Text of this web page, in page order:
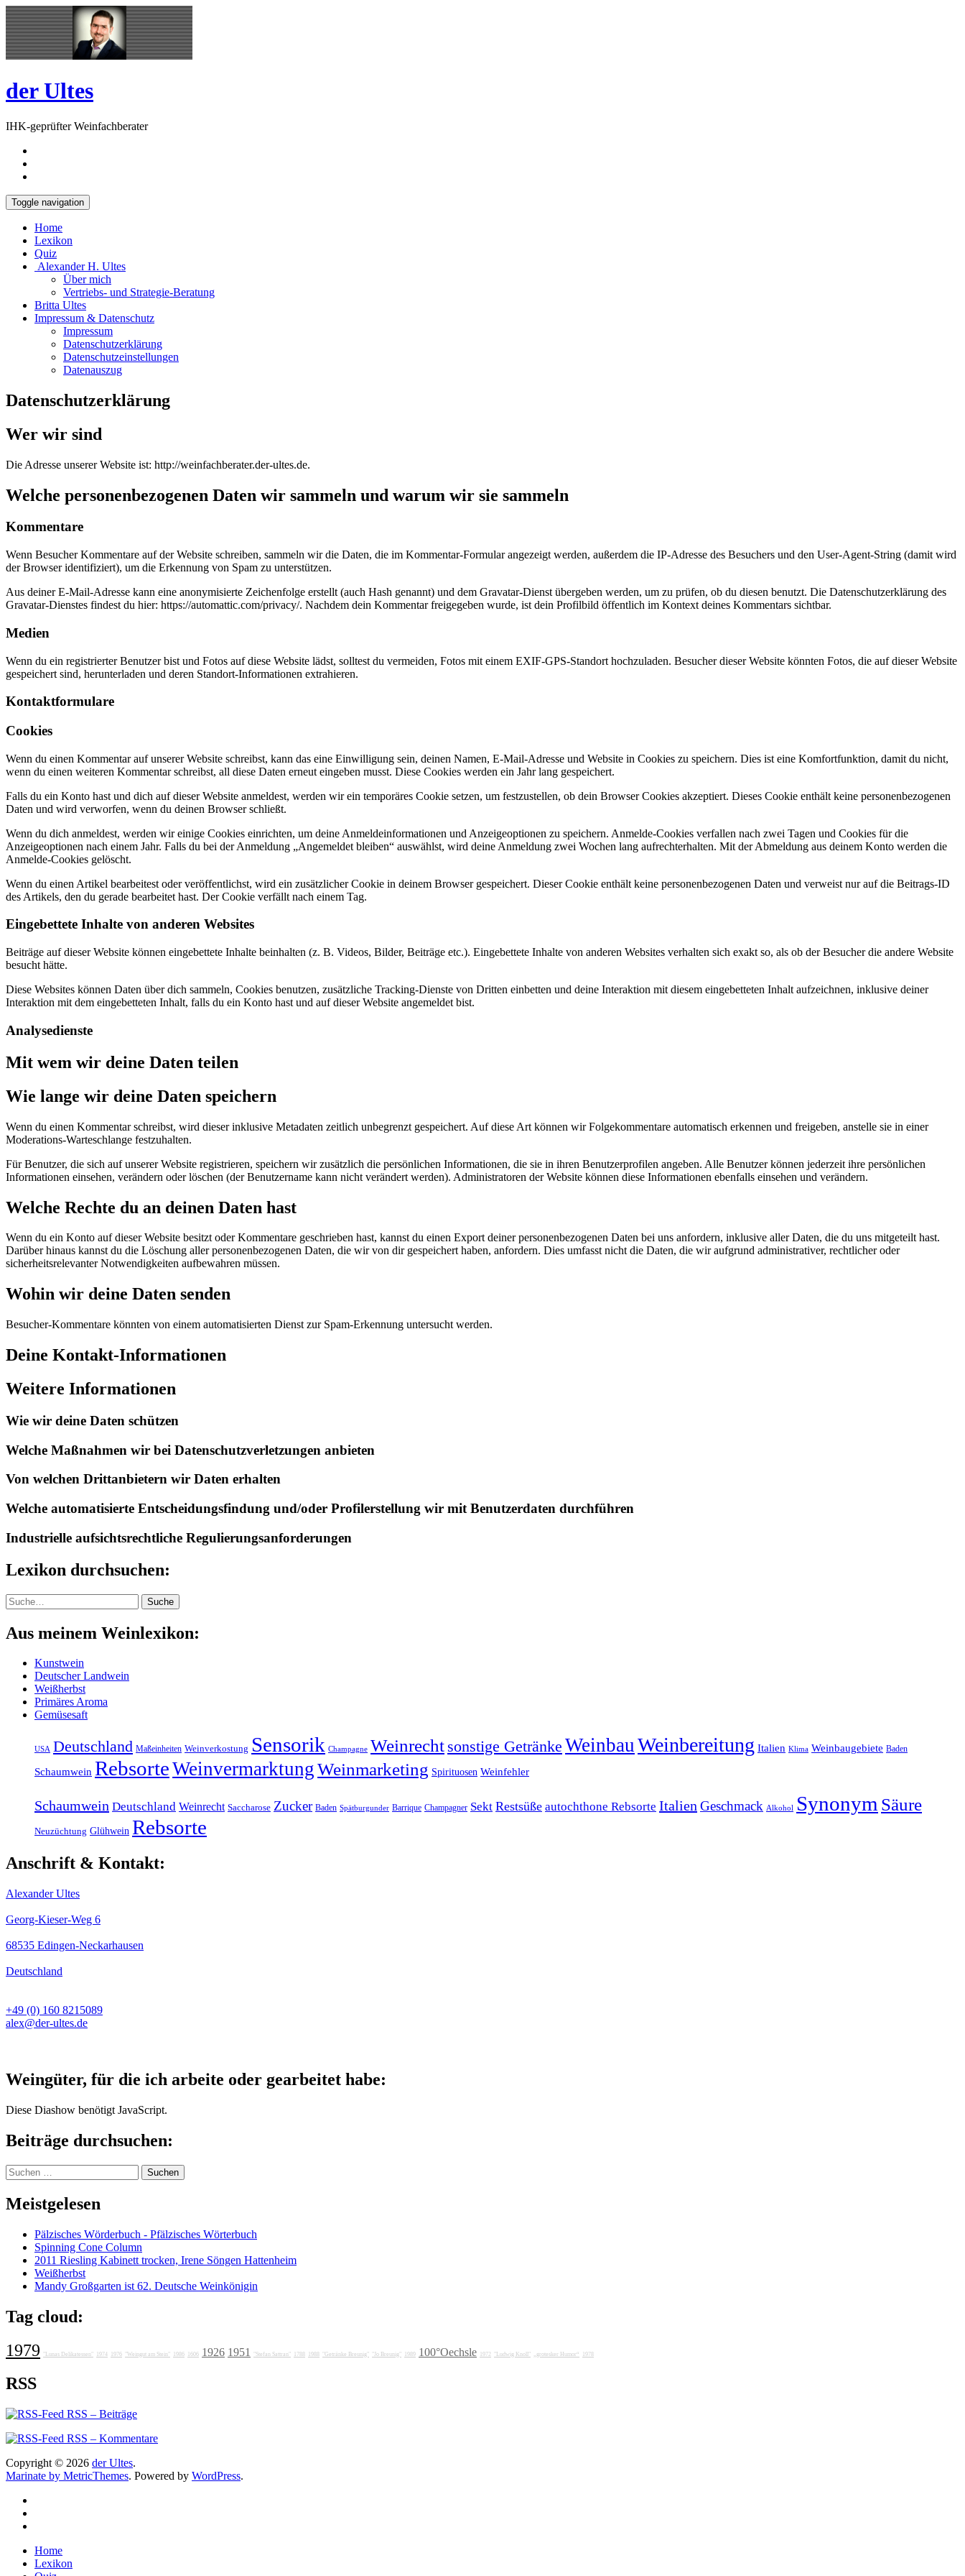
Skip
to
content
Open
Sidebar
der Ultes
IHK-geprüfter Weinfachberater
Toggle navigation
Home
Lexikon
Quiz
Alexander H. Ultes
Über mich
Vertriebs- und Strategie-Beratung
Britta Ultes
Impressum & Datenschutz
Impressum
Datenschutzerklärung
Datenschutzeinstellungen
Datenauszug
Datenschutzerklärung
Wer wir sind
Die Adresse unserer Website ist: http://weinfachberater.der-ultes.de.
Welche personenbezogenen Daten wir sammeln und warum wir sie sammeln
Kommentare
Wenn Besucher Kommentare auf der Website schreiben, sammeln wir die Daten, die im Kommentar-Formular angezeigt werden, außerdem die IP-Adresse des Besuchers und den User-Agent-String (damit wird
der Browser identifiziert), um die Erkennung von Spam zu unterstützen.
Aus deiner E-Mail-Adresse kann eine anonymisierte Zeichenfolge erstellt (auch Hash genannt) und dem Gravatar-Dienst übergeben werden, um zu prüfen, ob du diesen benutzt. Die Datenschutzerklärung des
Gravatar-Dienstes findest du hier: https://automattic.com/privacy/. Nachdem dein Kommentar freigegeben wurde, ist dein Profilbild öffentlich im Kontext deines Kommentars sichtbar.
Medien
Wenn du ein registrierter Benutzer bist und Fotos auf diese Website lädst, solltest du vermeiden, Fotos mit einem EXIF-GPS-Standort hochzuladen. Besucher dieser Website könnten Fotos, die auf dieser Website
gespeichert sind, herunterladen und deren Standort-Informationen extrahieren.
Kontaktformulare
Cookies
Wenn du einen Kommentar auf unserer Website schreibst, kann das eine Einwilligung sein, deinen Namen, E-Mail-Adresse und Website in Cookies zu speichern. Dies ist eine Komfortfunktion, damit du nicht,
wenn du einen weiteren Kommentar schreibst, all diese Daten erneut eingeben musst. Diese Cookies werden ein Jahr lang gespeichert.
Falls du ein Konto hast und dich auf dieser Website anmeldest, werden wir ein temporäres Cookie setzen, um festzustellen, ob dein Browser Cookies akzeptiert. Dieses Cookie enthält keine personenbezogenen
Daten und wird verworfen, wenn du deinen Browser schließt.
Wenn du dich anmeldest, werden wir einige Cookies einrichten, um deine Anmeldeinformationen und Anzeigeoptionen zu speichern. Anmelde-Cookies verfallen nach zwei Tagen und Cookies für die
Anzeigeoptionen nach einem Jahr. Falls du bei der Anmeldung „Angemeldet bleiben“ auswählst, wird deine Anmeldung zwei Wochen lang aufrechterhalten. Mit der Abmeldung aus deinem Konto werden die
Anmelde-Cookies gelöscht.
Wenn du einen Artikel bearbeitest oder veröffentlichst, wird ein zusätzlicher Cookie in deinem Browser gespeichert. Dieser Cookie enthält keine personenbezogenen Daten und verweist nur auf die Beitrags-ID
des Artikels, den du gerade bearbeitet hast. Der Cookie verfällt nach einem Tag.
Eingebettete Inhalte von anderen Websites
Beiträge auf dieser Website können eingebettete Inhalte beinhalten (z. B. Videos, Bilder, Beiträge etc.). Eingebettete Inhalte von anderen Websites verhalten sich exakt so, als ob der Besucher die andere Website
besucht hätte.
Diese Websites können Daten über dich sammeln, Cookies benutzen, zusätzliche Tracking-Dienste von Dritten einbetten und deine Interaktion mit diesem eingebetteten Inhalt aufzeichnen, inklusive deiner
Interaktion mit dem eingebetteten Inhalt, falls du ein Konto hast und auf dieser Website angemeldet bist.
Analysedienste
Mit wem wir deine Daten teilen
Wie lange wir deine Daten speichern
Wenn du einen Kommentar schreibst, wird dieser inklusive Metadaten zeitlich unbegrenzt gespeichert. Auf diese Art können wir Folgekommentare automatisch erkennen und freigeben, anstelle sie in einer
Moderations-Warteschlange festzuhalten.
Für Benutzer, die sich auf unserer Website registrieren, speichern wir zusätzlich die persönlichen Informationen, die sie in ihren Benutzerprofilen angeben. Alle Benutzer können jederzeit ihre persönlichen
Informationen einsehen, verändern oder löschen (der Benutzername kann nicht verändert werden). Administratoren der Website können diese Informationen ebenfalls einsehen und verändern.
Welche Rechte du an deinen Daten hast
Wenn du ein Konto auf dieser Website besitzt oder Kommentare geschrieben hast, kannst du einen Export deiner personenbezogenen Daten bei uns anfordern, inklusive aller Daten, die du uns mitgeteilt hast.
Darüber hinaus kannst du die Löschung aller personenbezogenen Daten, die wir von dir gespeichert haben, anfordern. Dies umfasst nicht die Daten, die wir aufgrund administrativer, rechtlicher oder
sicherheitsrelevanter Notwendigkeiten aufbewahren müssen.
Wohin wir deine Daten senden
Besucher-Kommentare könnten von einem automatisierten Dienst zur Spam-Erkennung untersucht werden.
Deine Kontakt-Informationen
Weitere Informationen
Wie wir deine Daten schützen
Welche Maßnahmen wir bei Datenschutzverletzungen anbieten
Von welchen Drittanbietern wir Daten erhalten
Welche automatisierte Entscheidungsfindung und/oder Profilerstellung wir mit Benutzerdaten durchführen
Industrielle aufsichtsrechtliche Regulierungsanforderungen
Lexikon durchsuchen:
Suche Suche
Aus meinem Weinlexikon:
Kunstwein
Deutscher Landwein
Weißherbst
Primäres Aroma
Gemüsesaft
USA Deutschland Maßeinheiten Weinverkostung Sensorik Champagne Weinrecht sonstige Getränke WeinbauWeinbereitung Italien Klima Weinbaugebiete Baden
Schaumwein RebsorteWeinvermarktungWeinmarketing Spirituosen Weinfehler
Schaumwein Deutschland Weinrecht Saccharose Zucker Baden Spätburgunder Barrique Champagner Sekt Restsüße autochthone Rebsorte ItalienGeschmack Alkohol Synonym Säure
Neuzüchtung Glühwein Rebsorte
Anschrift & Kontakt:
Alexander Ultes
Georg-Kieser-Weg 6
68535 Edingen-Neckarhausen
Deutschland
+49 (0) 160 8215089
alex@der-ultes.de
Weingüter, für die ich arbeite oder gearbeitet habe:
Diese Diashow benötigt JavaScript.
Beiträge durchsuchen:
Suchen
nach:
Meistgelesen
Pälzisches Wörderbuch - Pfälzisches Wörterbuch
Spinning Cone Column
2011 Riesling Kabinett trocken, Irene Söngen Hattenheim
Weißherbst
Mandy Großgarten ist 62. Deutsche Weinkönigin
Tag cloud:
1979
"Lunas Delikatessen" 1974 1976 "Weingut am Stein" 1986 1606 1926 1951 "Stefan Sattran" 1788 1988 "Getränke Breunig" "Jo Breunig" 1989 100°Oechsle 1972 "Ludwig Knoll" „grotesker Humor“ 1978
RSS
RSS – Beiträge
RSS – Kommentare
Copyright © 2026 der Ultes.
Marinate by MetricThemes. Powered by WordPress.
Home
Lexikon